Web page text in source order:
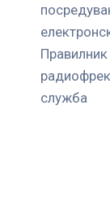
служба